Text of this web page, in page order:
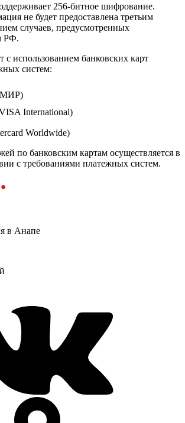
256-битное шифрование.
не будет предоставлена третьим
случаев, предусмотренных
РФ.
с использованием банковских карт
систем:
International)
Worldwide)
по банковским картам осуществляется в
с требованиями платежных систем.
в Анапе